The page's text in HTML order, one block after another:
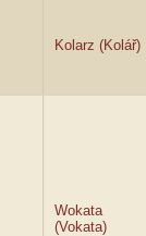
Kolarz (Kolář)
Wokata
(Vokata)